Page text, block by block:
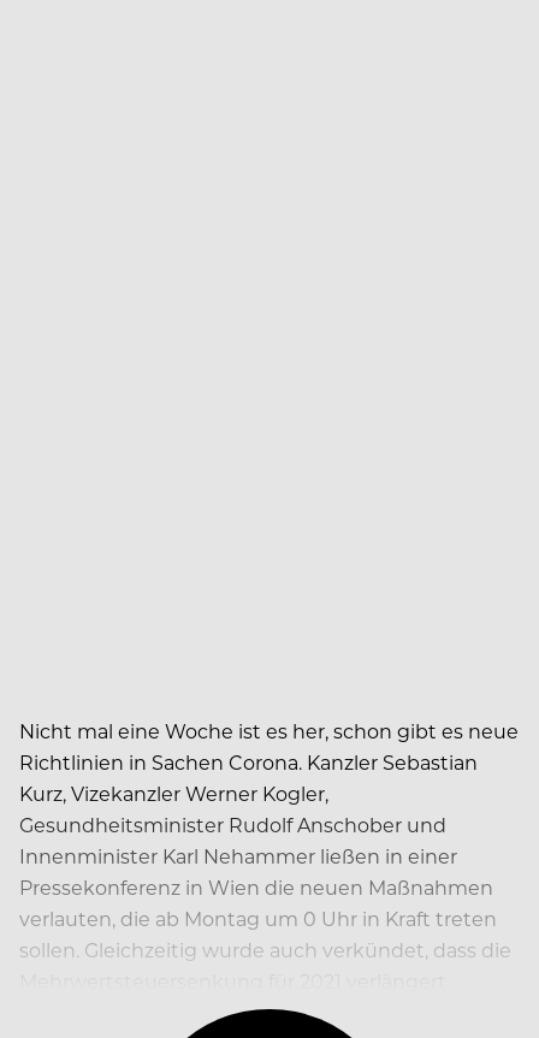
Nicht mal eine Woche ist es her, schon gibt es neue
Richtlinien in Sachen Corona. Kanzler Sebastian
Kurz, Vizekanzler Werner Kogler,
Gesundheitsminister Rudolf Anschober und
Innenminister Karl Nehammer ließen in einer
Pressekonferenz in Wien die neuen Maßnahmen
verlauten, die ab Montag um 0 Uhr in Kraft treten
sollen. Gleichzeitig wurde auch verkündet, dass die